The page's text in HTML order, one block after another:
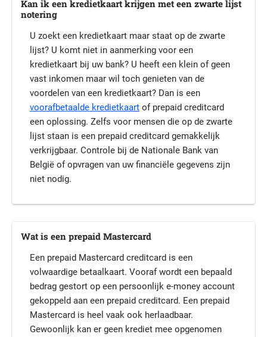
Kan ik een kredietkaart krijgen met een zwarte lijst
notering
U zoekt een kredietkaart maar staat op de zwarte
lijst? U komt niet in aanmerking voor een
kredietkaart bij uw bank? U heeft een klein of geen
vast inkomen maar wil toch genieten van de
voordelen van een kredietkaart? Dan is een
voorafbetaalde kredietkaart of prepaid creditcard
een oplossing. Zelfs voor mensen die op de zwarte
lijst staan is een prepaid creditcard gemakkelijk
verkrijgbaar. Controle bij de Nationale Bank van
België of opvragen van uw financiële gegevens zijn
niet nodig.
Wat is een prepaid Mastercard
Een prepaid Mastercard creditcard is een
volwaardige betaalkaart. Vooraf wordt een bepaald
bedrag gestort op een persoonlijk e-money account
gekoppeld aan een prepaid creditcard. Een prepaid
Mastercard is heel vaak ook herlaadbaar.
Gewoonlijk kan er geen krediet mee opgenomen